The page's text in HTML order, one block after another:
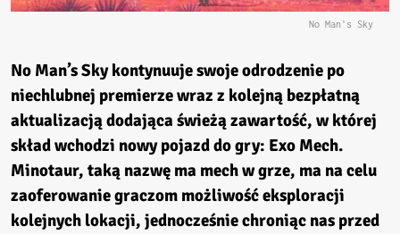
No Man's Sky
No Man’s Skykontynuuje swoje odrodzenie po
niechlubnej premierze wraz z kolejną bezpłatną
aktualizacją dodająca świeżą zawartość, w której
skład wchodzi nowy pojazd do gry: Exo Mech.
Minotaur, taką nazwę ma mech w grze, ma na celu
zaoferowanie graczom możliwość eksploracji
kolejnych lokacji, jednocześnie chroniąc nas przed